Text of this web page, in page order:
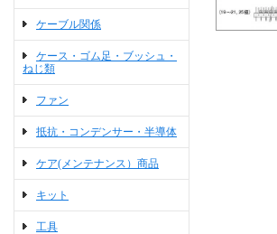
ケーブル関係
ケース・ゴム足・ブッシュ・
ねじ類
ファン
抵抗・コンデンサー・半導体
ケア(メンテナンス）商品
キット
工具